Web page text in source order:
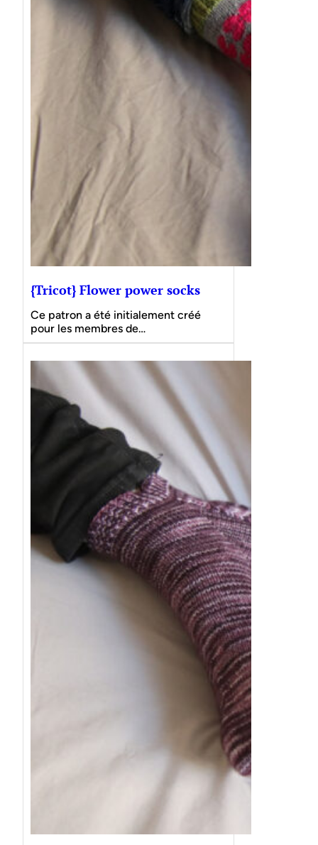
{Tricot} Flower power socks
Ce patron a été initialement créé
pour les membres de…